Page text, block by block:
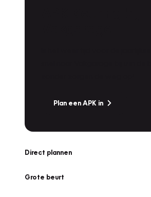
Plan een APK in
Direct plannen
Grote beurt